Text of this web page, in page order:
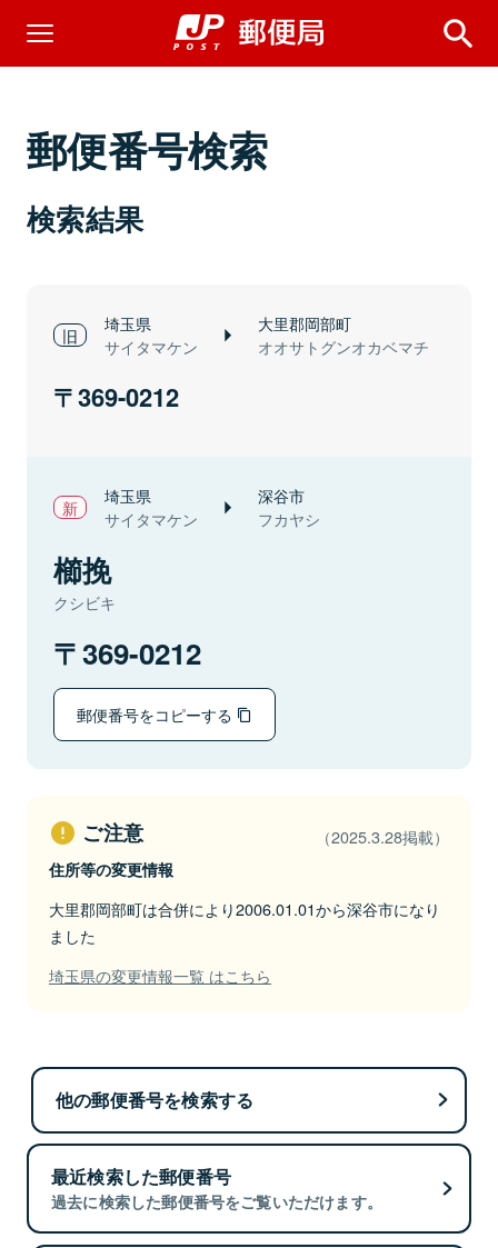
郵便番号検索
検索結果
埼玉県
サイタマケン
大里郡岡部町
オオサトグンオカベマチ
369-0212
埼玉県
サイタマケン
深谷市
フカヤシ
櫛挽
クシビキ
369-0212
郵便番号をコピーする
ご注意 （2025.3.28掲載）
住所等の変更情報
大里郡岡部町は合併により2006.01.01から深谷市になり
ました
埼玉県の変更情報一覧 はこちら
他の郵便番号を検索する
最近検索した郵便番号
過去に検索した郵便番号をご覧いただけます。